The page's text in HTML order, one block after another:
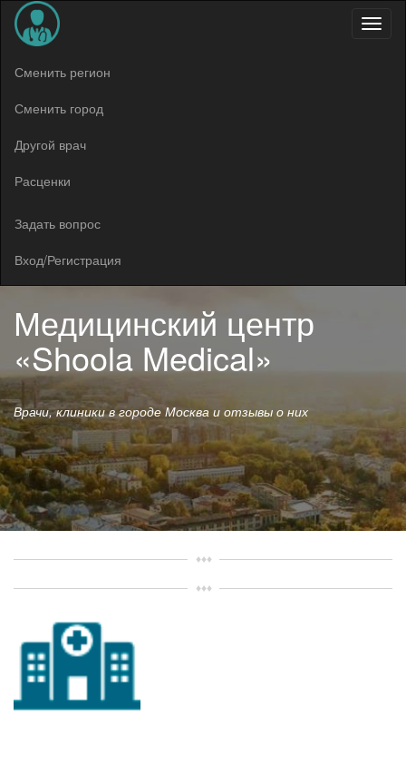
Меню
Сменить регион
Сменить город
Другой врач
Расценки
Задать вопрос
Вход/Регистрация
Медицинский центр
«Shoola Medical»
Врачи, клиники в городе Москва и отзывы о них